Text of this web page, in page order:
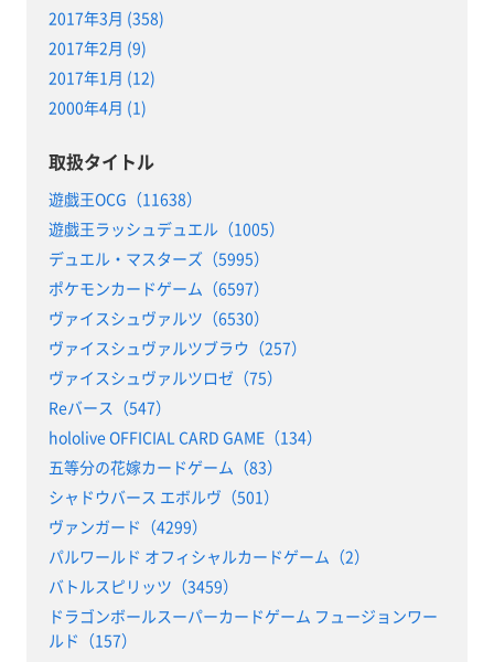
2017年3月 (358)
2017年2月 (9)
2017年1月 (12)
2000年4月 (1)
取扱タイトル
遊戯王OCG（11638）
遊戯王ラッシュデュエル（1005）
デュエル・マスターズ（5995）
ポケモンカードゲーム（6597）
ヴァイスシュヴァルツ（6530）
ヴァイスシュヴァルツブラウ（257）
ヴァイスシュヴァルツロゼ（75）
Reバース（547）
hololive OFFICIAL CARD GAME（134）
五等分の花嫁カードゲーム（83）
シャドウバース エボルヴ（501）
ヴァンガード（4299）
パルワールド オフィシャルカードゲーム（2）
バトルスピリッツ（3459）
ドラゴンボールスーパーカードゲーム フュージョンワー
ルド（157）